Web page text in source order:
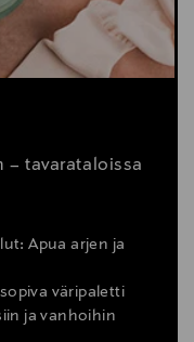
– tavarataloissa
Apua arjen ja
väripaletti
ja vanhoihin